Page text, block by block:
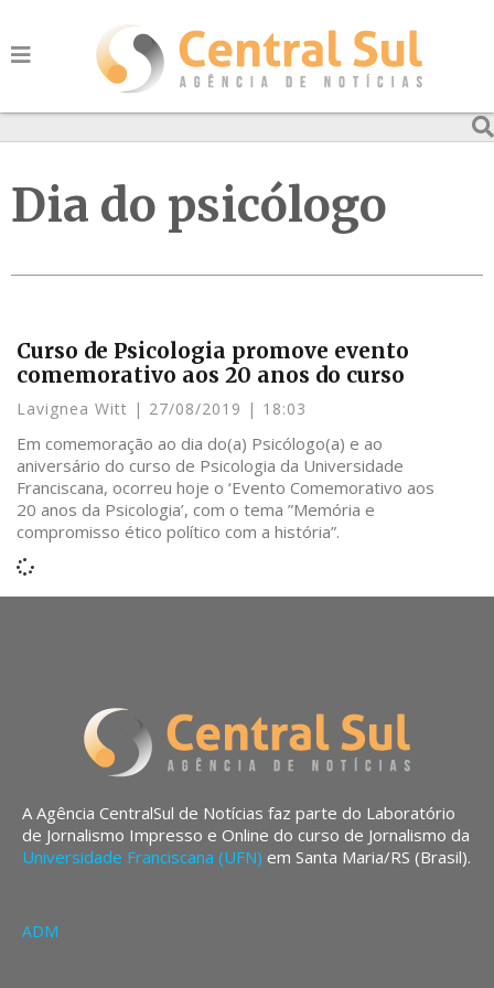
Dia do psicólogo
Curso de Psicologia promove evento
comemorativo aos 20 anos do curso
Lavignea Witt 27/08/2019 18:03
Em comemoração ao dia do(a) Psicólogo(a) e ao
aniversário do curso de Psicologia da Universidade
Franciscana, ocorreu hoje o ‘Evento Comemorativo aos
20 anos da Psicologia’, com o tema ”Memória e
compromisso ético político com a história”.
A Agência CentralSul de Notícias faz parte do Laboratório
de Jornalismo Impresso e Online do curso de Jornalismo da
Universidade Franciscana (UFN) em Santa Maria/RS (Brasil).
ADM